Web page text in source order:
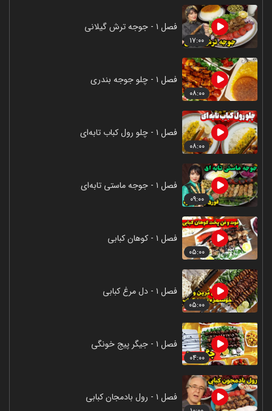
۱۷:۰۰
فصل ۱ - جوجه ترش گیلانی
۰۸:۰۰
فصل ۱ - چلو جوجه بندری
۰۸:۰۰
فصل ۱ - چلو رول کباب تابه‌ای
۰۹:۰۰
فصل ۱ - جوجه ماستی تابه‌ای
۰۵:۰۰
فصل ۱ - کوهان کبابی
۰۵:۰۰
فصل ۱ - دل مرغ کبابی
۰۴:۰۰
فصل ۱ - جیگر پیج خونگی
فصل ۱ - رول بادمجان کبابی